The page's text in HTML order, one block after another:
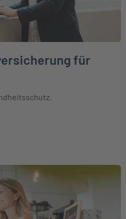
für
für Angestellte
für Selbstständige